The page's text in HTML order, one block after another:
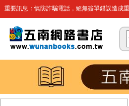
重要訊息：慎防詐騙電話，絕無簽單錯誤造成